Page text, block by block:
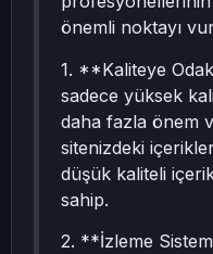
önemli noktayı
1. **Kaliteye
sadece yüksek
daha fazla önem
sitenizdeki
düşük kaliteli
sahip.
2. **İzleme